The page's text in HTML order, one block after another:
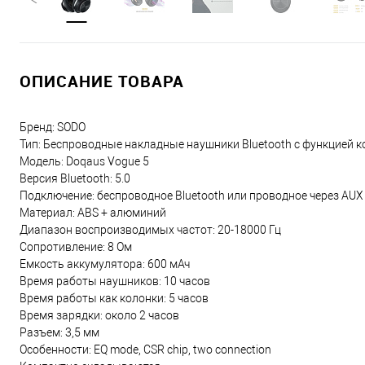
ОПИСАНИЕ ТОВАРА
Бренд: SODO
Тип: Беспроводные накладные наушники Bluetooth с функцией
Модель: Doqaus Vogue 5
Версия Bluetooth: 5.0
Подключение: беспроводное Bluetooth или проводное через AUX
Материал: ABS + алюминий
Диапазон воспроизводимых частот: 20-18000 Гц
Сопротивление: 8 Ом
Емкость аккумулятора: 600 мАч
Время работы наушников: 10 часов
Время работы как колонки: 5 часов
Время зарядки: около 2 часов
Разъем: 3,5 мм
Особенности: EQ mode, CSR chip, two connection